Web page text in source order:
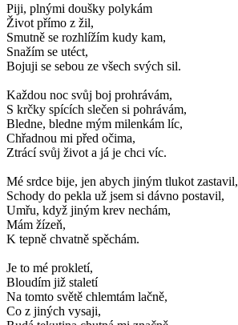
Piji, plnými doušky polykám
Život přímo z žil,
Smutně se rozhlížím kudy kam,
Snažím se utéct,
Bojuji se sebou ze všech svých sil.
Každou noc svůj boj prohrávám,
S krčky spících slečen si pohrávám,
Bledne, bledne mým milenkám líc,
Chřadnou mi před očima,
Ztrácí svůj život a já je chci víc.
Mé srdce bije, jen abych jiným tlukot zastavil,
Schody do pekla už jsem si dávno postavil,
Umřu, když jiným krev nechám,
Mám žízeň,
K tepně chvatně spěchám.
Je to mé prokletí,
Bloudím již staletí
Na tomto světě chlemtám lačně,
Co z jiných vysaji,